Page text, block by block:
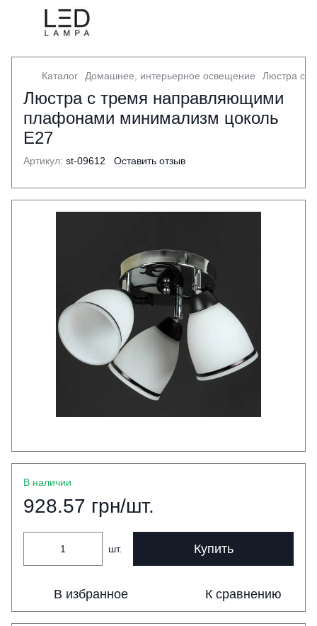
Каталог Домашнее, интерьерное освещение Люстра с
Люстра с тремя направляющими
плафонами минимализм цоколь
Е27
Артикул: st-09612 Оставить отзыв
В наличии
928.57 грн/шт.
шт. Купить
В избранное К сравнению